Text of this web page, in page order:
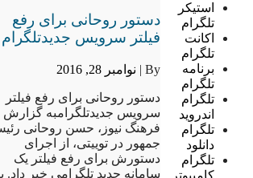
استیکر
تلگرام
اکانت
تلگرام
برنامه
تلگرام
تلگرام
اندروید
تلگرام
دانلود
تلگرام
دستور روحانی برای رفع
فیلتر سرویس جدیدتلگرام
By | نوامبر 28, 2016
دستور روحانی برای رفع فیلتر
سرویس جدیدتلگرامبه گزارش
فرهنگ نیوز، حسن روحانی
جمهور در توییتی، از اجرای
دستورش برای رفع فیلتر یک
سامانه جدید تلگرامی خبر داد.